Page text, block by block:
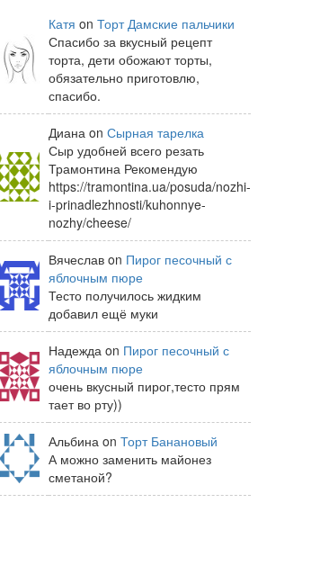
Катя on Торт Дамские пальчики
Спасибо за вкусный рецепт
торта, дети обожают торты,
обязательно приготовлю,
спасибо.
Диана on Сырная тарелка
Сыр удобней всего резать
Трамонтина Рекомендую
https://tramontina.ua/posuda/nozhi-
i-prinadlezhnosti/kuhonnye-
nozhy/cheese/
Вячеслав on Пирог песочный с
яблочным пюре
Тесто получилось жидким
добавил ещё муки
Надежда on Пирог песочный с
яблочным пюре
очень вкусный пирог,тесто прям
тает во рту))
Альбина on Торт Банановый
А можно заменить майонез
сметаной?